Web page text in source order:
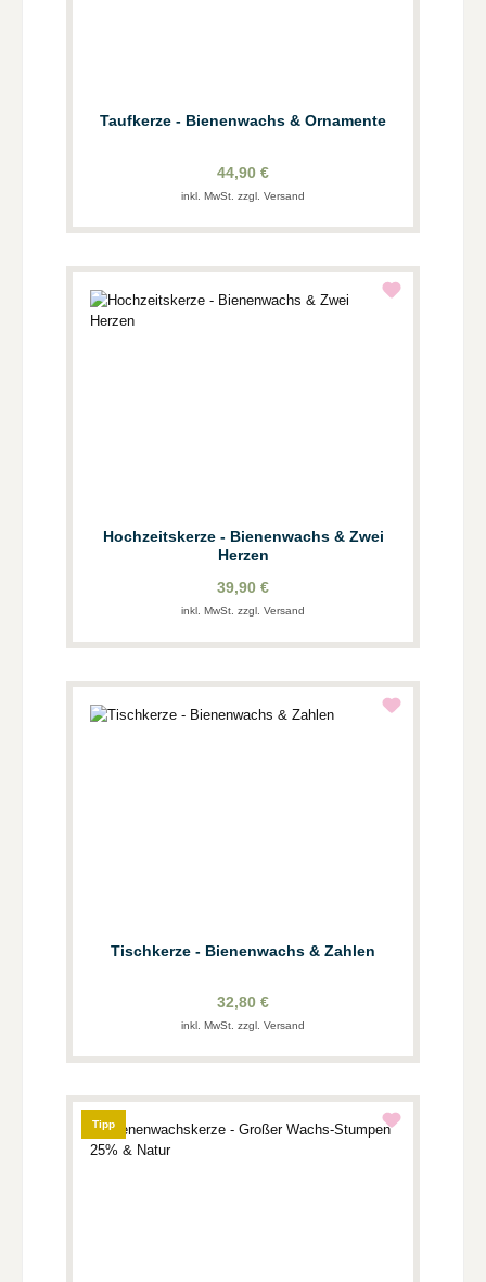
Taufkerze - Bienenwachs & Ornamente
44,90 €
inkl. MwSt. zzgl. Versand
Hochzeitskerze - Bienenwachs & Zwei
Herzen
39,90 €
inkl. MwSt. zzgl. Versand
Tischkerze - Bienenwachs & Zahlen
32,80 €
inkl. MwSt. zzgl. Versand
Tipp